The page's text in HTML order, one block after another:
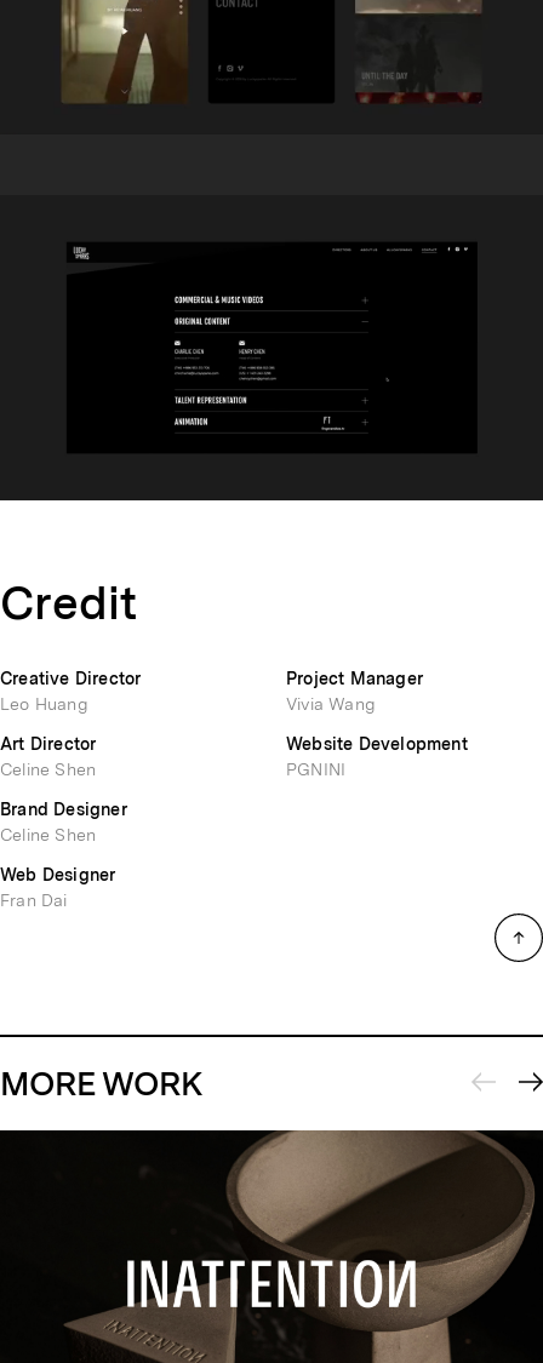
Credit
Creative Director
Leo Huang
Art Director
Celine Shen
Brand Designer
Celine Shen
Web Designer
Fran Dai
Project Manager
Vivia Wang
Website Development
PGNINI
MORE WORK